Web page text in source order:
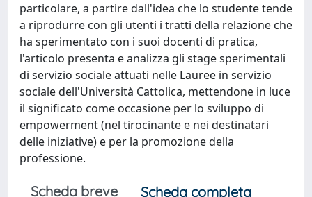
particolare, a partire dall'idea che lo studente tende
a riprodurre con gli utenti i tratti della relazione che
ha sperimentato con i suoi docenti di pratica,
l'articolo presenta e analizza gli stage sperimentali
di servizio sociale attuati nelle Lauree in servizio
sociale dell'Università Cattolica, mettendone in luce
il significato come occasione per lo sviluppo di
empowerment (nel tirocinante e nei destinatari
delle iniziative) e per la promozione della
professione.
Scheda breve
Scheda completa